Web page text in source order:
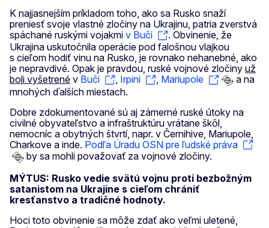
K najjasnejším príkladom toho, ako sa Rusko snaží
preniesť svoje vlastné zločiny na Ukrajinu, patria zverstvá
spáchané ruskými vojakmi v Buči
. Obvinenie, že
Ukrajina uskutočnila operácie pod falošnou vlajkou
s cieľom hodiť vinu na Rusko, je rovnako nehanebné, ako
je nepravdivé. Opak je pravdou, ruské vojnové zločiny už
boli vyšetrené v Buči Irpini Mariupole
a na
mnohých ďalších miestach.
Dobre zdokumentované sú aj zámerné ruské útoky na
civilné obyvateľstvo a infraštruktúru vrátane škôl,
nemocníc a obytných štvrtí, napr. v Černihive, Mariupole,
Charkove a inde. Podľa Úradu OSN pre ľudské práva
by sa mohli považovať za vojnové zločiny.
MÝTUS: Rusko vedie svätú vojnu proti bezbožným
satanistom na Ukrajine s cieľom chrániť
kresťanstvo a tradičné hodnoty.
Hoci toto obvinenie sa môže zdať ako veľmi uletené,